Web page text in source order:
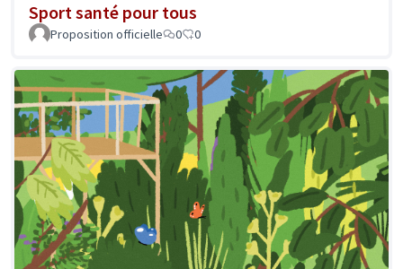
Sport santé pour tous
Proposition officielle 0 0